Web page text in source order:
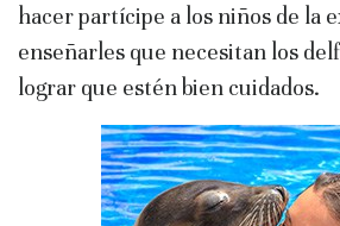
hacer partícipe a los niños de la
enseñarles que necesitan los
lograr que estén bien cuidados.